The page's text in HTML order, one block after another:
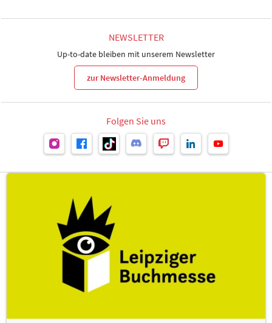
NEWSLETTER
Up-to-date bleiben mit unserem Newsletter
zur Newsletter-Anmeldung
Folgen Sie uns